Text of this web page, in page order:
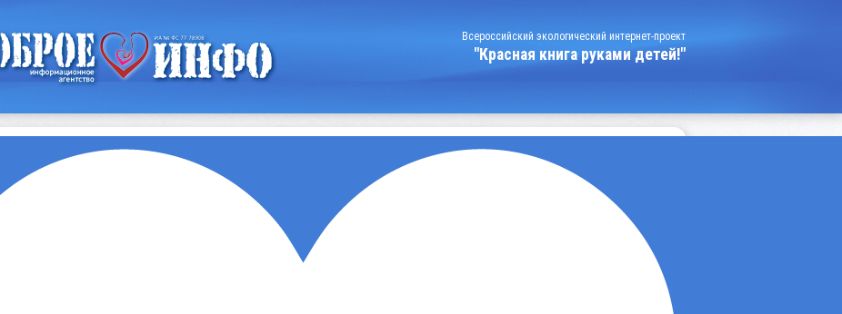
Всероссийский экологический интернет-проект
"Красная книга руками детей!"